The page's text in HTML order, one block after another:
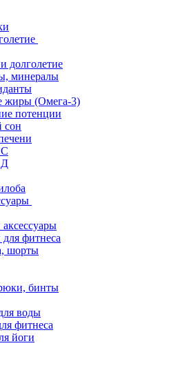
долголетие
минералы
жиры (Омега-3)
потенции
сон
Д
фитнеса
шорты
бинты
воды
фитнеса
йоги